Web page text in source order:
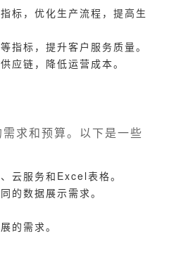
标，优化生产流程，提高生
指标，提升客户服务质量。
应链，降低运营成本。
求和预算。以下是一些
云服务和Excel表格。
的数据展示需求。
的需求。